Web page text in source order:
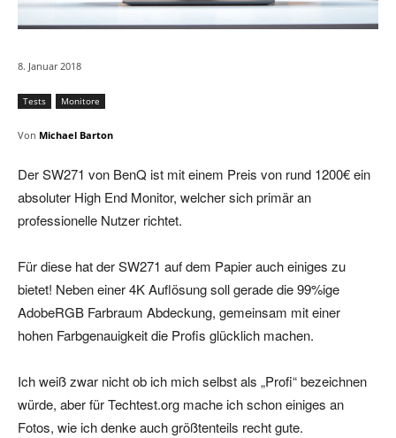
8. Januar 2018
Tests Monitore
Von Michael Barton
Der SW271 von BenQ ist mit einem Preis von rund 1200€ ein
absoluter High End Monitor, welcher sich primär an
professionelle Nutzer richtet.
Für diese hat der SW271 auf dem Papier auch einiges zu
bietet! Neben einer 4K Auflösung soll gerade die 99%ige
AdobeRGB Farbraum Abdeckung, gemeinsam mit einer
hohen Farbgenauigkeit die Profis glücklich machen.
Ich weiß zwar nicht ob ich mich selbst als „Profi“ bezeichnen
würde, aber für Techtest.org mache ich schon einiges an
Fotos, wie ich denke auch größtenteils recht gute.